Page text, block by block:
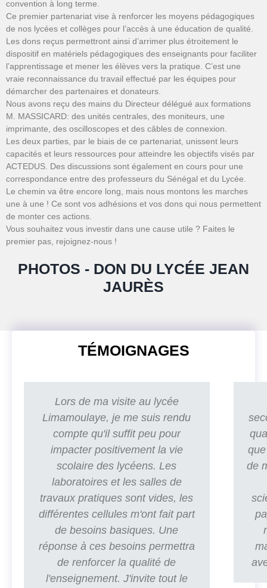
convention à long terme.
Ce premier partenariat vise à renforcer les moyens pédagogiques
de nos lycées et collèges pour l’accès à une éducation de qualité.
Les dons reçus permettront ainsi d’arrimer plus étroitement le
dispositif en matériels pédagogiques des enseignants pour faciliter
l’apprentissage et mener les élèves vers la pratique. C’est une
vraie reconnaissance du travail effectué par les équipes pour
démarcher des partenaires et donateurs.
Nous avons reçu des mains du Directeur délégué aux formations
M. MASSICARD: des unités centrales, des moniteurs, une
imprimante, des oscilloscopes et des câbles de connexion.
Les deux parties, par le biais de ce partenariat, unissent leurs
capacités et leurs ressources pour atteindre les objectifs visés par
ACTEDUS. Des discussions sont également en cours pour une
correspondance entre des professeurs du Sénégal et du Lycée.
Le chemin va être encore long, mais nous montons les marches
une à une ! Ce sont vos adhésions et vos dons qui nous permettent
de monter ces actions.
Vous souhaitez vous investir dans une cause utile ? Faites le
premier pas, rejoignez-nous !
PHOTOS - DON DU LYCÉE JEAN
JAURÈS
TÉMOIGNAGES
Lors de ma visite au lycée
Limamoulaye, je me suis rendu
compte qu'il suffit peu pour
impacter positivement la vie
scolaire des lycéens. Les
laboratoires et les salles de
travaux pratiques sont vides, les
différentes cellules m'ont fait part
de besoins basiques. Une
réponse à ces besoins permettra
de renforcer la qualité de
l'enseignement. J'invite tout le
de